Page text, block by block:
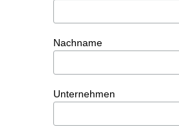
Nachname
Unternehmen